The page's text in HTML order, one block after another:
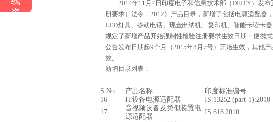
2014年11月7日印度电子和信息技术部（DEITY）发布
册要求）法令，2012》产品目录，新增了包括电源适配器
LED灯具、移动电话、现金出纳机、复印机、智能卡读卡
规定了新增产品开始强制性检验注册要求生效日期：便携
公告发布日期起9个月（2015年8月7号）开始生效，其他
效。
新增目录列表：
S.No. 产品名称 印度标准编号
16
IT设备电源适配器 IS 13252 (part-1):2010
17
音视频设备及类似装置电
源适配器
IS 616:2010
咨